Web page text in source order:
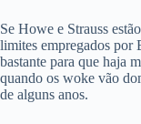
Se Howe e Strauss
limites empregados por
bastante para que haja
quando os woke vão
de alguns anos.